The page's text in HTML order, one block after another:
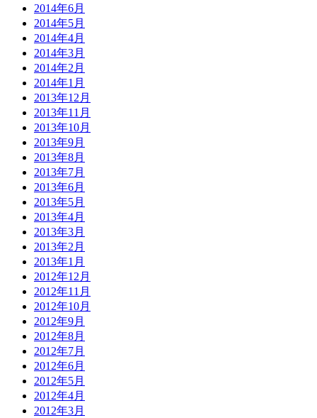
2014年6月
2014年5月
2014年4月
2014年3月
2014年2月
2014年1月
2013年12月
2013年11月
2013年10月
2013年9月
2013年8月
2013年7月
2013年6月
2013年5月
2013年4月
2013年3月
2013年2月
2013年1月
2012年12月
2012年11月
2012年10月
2012年9月
2012年8月
2012年7月
2012年6月
2012年5月
2012年4月
2012年3月